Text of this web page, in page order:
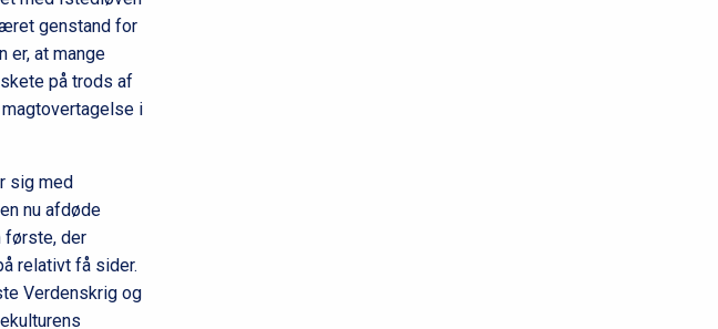
genstand for
er, at mange
på trods af
i
sig med
nu afdøde
første, der
relativt få sider.
Verdenskrig og